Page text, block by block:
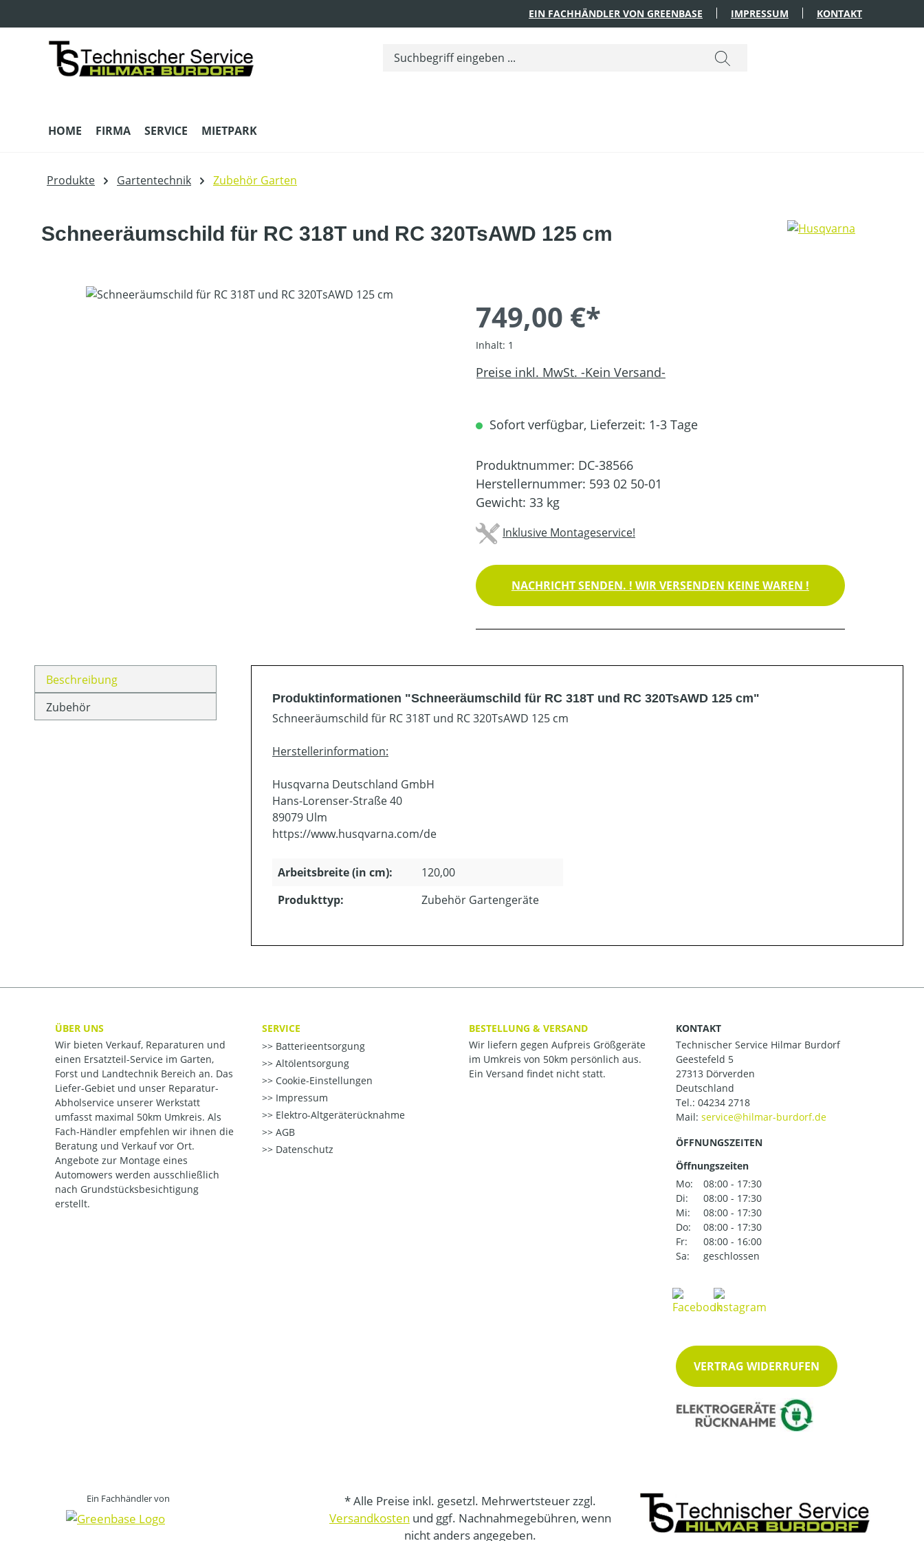
EIN FACHHÄNDLER VON GREENBASE IMPRESSUM KONTAKT
HOME FIRMA SERVICE MIETPARK
Produkte Gartentechnik Zubehör Garten
Schneeräumschild für RC 318T und RC 320TsAWD 125 cm
Bildergalerie überspringen
749,00 €*
Inhalt: 1
Preise inkl. MwSt. -Kein Versand-
Sofort verfügbar, Lieferzeit: 1-3 Tage
Produktnummer: DC-38566
Herstellernummer: 593 02 50-01
Gewicht: 33 kg
Inklusive Montageservice!
NACHRICHT SENDEN. ! WIR VERSENDEN KEINE WAREN !
Beschreibung
Zubehör
Produktinformationen "Schneeräumschild für RC 318T und RC 320TsAWD 125 cm"
Schneeräumschild für RC 318T und RC 320TsAWD 125 cm
Herstellerinformation:
Husqvarna Deutschland GmbH
Hans-Lorenser-Straße 40
89079 Ulm
https://www.husqvarna.com/de
Arbeitsbreite (in cm):
120,00
Produkttyp:
Zubehör Gartengeräte
ÜBER UNS
Wir bieten Verkauf, Reparaturen und
einen Ersatzteil-Service im Garten,
Forst und Landtechnik Bereich an. Das
Liefer-Gebiet und unser Reparatur-
Abholservice unserer Werkstatt
umfasst maximal 50km Umkreis. Als
Fach-Händler empfehlen wir ihnen die
Beratung und Verkauf vor Ort.
Angebote zur Montage eines
Automowers werden ausschließlich
nach Grundstücksbesichtigung
erstellt.
SERVICE
Batterieentsorgung
Altölentsorgung
Cookie-Einstellungen
Impressum
Elektro-Altgeräterücknahme
AGB
Datenschutz
BESTELLUNG & VERSAND
Wir liefern gegen Aufpreis Größgeräte
im Umkreis von 50km persönlich aus.
Ein Versand findet nicht statt.
KONTAKT
Technischer Service Hilmar Burdorf
Geestefeld 5
27313 Dörverden
Deutschland
Tel.: 04234 2718
Mail:
ÖFFNUNGSZEITEN
Öffnungszeiten
Mo:
08:00 - 17:30
Di:
08:00 - 17:30
Mi:
08:00 - 17:30
Do:
08:00 - 17:30
Fr:
08:00 - 16:00
Sa:
geschlossen
VERTRAG WIDERRUFEN
Ein Fachhändler von
* Alle Preise inkl. gesetzl. Mehrwertsteuer zzgl.
Versandkosten und ggf. Nachnahmegebühren, wenn
nicht anders angegeben.